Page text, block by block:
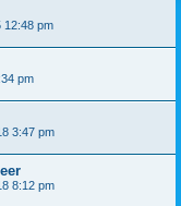
12:48 pm
pm
3:47 pm
8:12 pm